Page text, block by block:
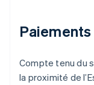
Compte tenu du
la proximité de